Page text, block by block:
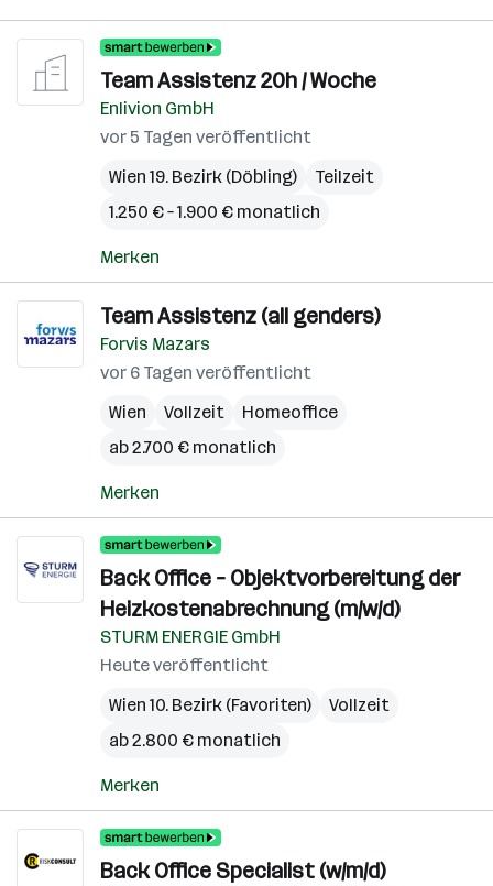
Team Assistenz 20h / Woche
Enlivion GmbH
vor 5 Tagen veröffentlicht
Wien 19. Bezirk (Döbling)
Teilzeit
1.250 € – 1.900 € monatlich
Merken
Team Assistenz (all genders)
Forvis Mazars
vor 6 Tagen veröffentlicht
Wien
Vollzeit
Homeoffice
ab 2.700 € monatlich
Merken
Back Office – Objektvorbereitung der
Heizkostenabrechnung (m/w/d)
STURM ENERGIE GmbH
Heute veröffentlicht
Wien 10. Bezirk (Favoriten)
Vollzeit
ab 2.800 € monatlich
Merken
Back Office Specialist (w/m/d)